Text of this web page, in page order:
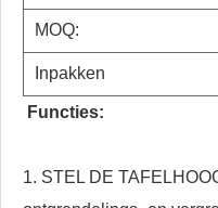
MOQ:
Inpakken
Functies:
1. STEL DE